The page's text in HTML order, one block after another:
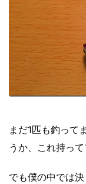
まだ1匹も釣って
うか、これ持っ
でも僕の中では